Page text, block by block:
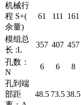
机械行
程 S+(
余量)
61 111 161
模组总
长 :L
357 407 457
孔数：
N
6 6 8
孔到端
部距
48.5 73.538.5